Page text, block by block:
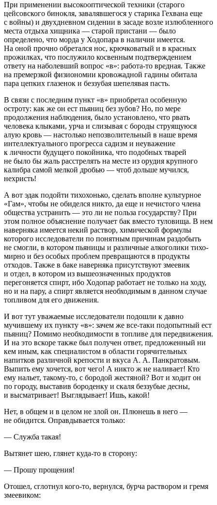
При применении высокооптической техники (старого
цейсовского бинокля, завалявшегося у старика Гехвана еще
с войны) и двухдневном сидении в засаде возле излюбленного
места отдыха хищника — старой пристани — было
определено, что морда у Ходопара в наличии имеется.
На оной прочно обретался нос, крючковатый и в красных
прожилках, что послужило косвенным подтверждением
ответу на наболевший вопрос «в»: работа-то вредная. Также
на премерзкой физиономии кровожадной гадины обитала
пара цепких глазенок и беззубая шепелявая пасть.
В связи с последним пункт «в» приобретал особенную
остроту: как же он ест пьяниц без зубов? Но, по мере
продолжения наблюдения, было установлено, что рвать
человека клыками, урча и слизывая с бороды струящуюся
алую кровь — настолько непозволительный в наше время
интеллектуального прогресса садизм и неуважение
к личности будущего покойника, что подобных тварей
не было бы жаль расстрелять на месте из орудия крупного
калибра самой мелкой дробью — чтоб дольше мучился,
нехристь!
А вот эдак подойти тихохонько, сделать вполне культурное
«Гам», чтобы не обиделся никто, да еще и нечистого члена
общества устранить — это ли не польза государству? При
этом полное объяснение получает бак вместо туловища. В нем
наверняка имеется некий раствор, химической формулы
которого исследователи по понятным причинам раздобыть
не смогли, в котором пьяницы и различные алкоголики тихо-
мирно и без особых проблем превращаются в продукты
отходов. Также в баке наверняка присутствуют змеевик
и отдел, в котором из вышеозначенных продуктов
перегоняется спирт, ибо Ходопар работает не только на ходу,
но и на пару, а спирт является необходимым в данном случае
топливом для его движения.
И вот тут уважаемые исследователи подошли к давно
мучившему их пункту «в»: зачем же все-таки подопытный ест
пьяниц? Помимо необходимости в топливе для передвижения.
И на это вскоре также был получен ответ, предложенный ни
кем иным, как специалистом в области горячительных
напитков различной крепости и вкуса А. А. Панкратовым.
Выпить ему хочется, вот чего! А никто ж не наливает! Кто
ему нальет, такому-то, с бородой жестяной? Вот и ходит он
по городу, выставив бороденку и скаля беззубые десны,
и высматривает! Выглядывает! Ишь, какой!
Нет, в общем и в целом не злой он. Плюнешь в него —
не обидится. Оправдывается только:
— Служба такая!
Вытянет шею, глянет куда-то в сторону:
— Прошу прощения!
Отошел, сглотнул кого-то, вернулся, бурча раствором и гремя
змеевиком: